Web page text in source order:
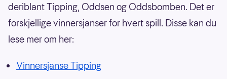
deriblant Tipping, Oddsen og Oddsbomben. Det er
forskjellige vinnersjanser for hvert spill. Disse kan du
lese mer om her:
Vinnersjanse Tipping